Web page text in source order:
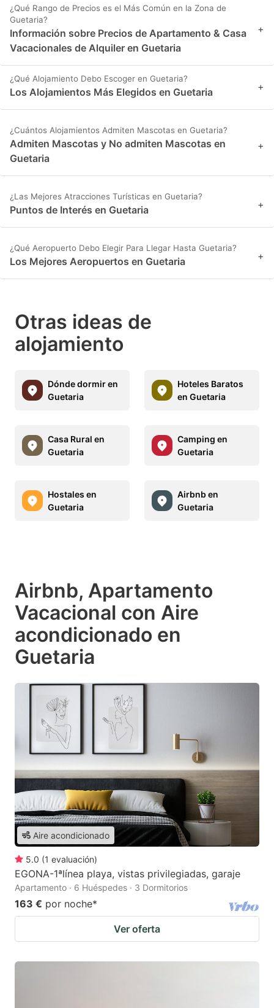
¿Qué Rango de Precios es el Más Común en la Zona de
Guetaria?
Información sobre Precios de Apartamento & Casa
Vacacionales de Alquiler en Guetaria
+
¿Qué Alojamiento Debo Escoger en Guetaria?
Los Alojamientos Más Elegidos en Guetaria +
¿Cuántos Alojamientos Admiten Mascotas en Guetaria?
Admiten Mascotas y No admiten Mascotas en
Guetaria
+
¿Las Mejores Atracciones Turísticas en Guetaria?
Puntos de Interés en Guetaria +
¿Qué Aeropuerto Debo Elegir Para Llegar Hasta Guetaria?
Los Mejores Aeropuertos en Guetaria +
Otras ideas de
alojamiento
Dónde dormir en
Guetaria
Hoteles Baratos
en Guetaria
Casa Rural en
Guetaria
Camping en
Guetaria
Hostales en
Guetaria
Airbnb en
Guetaria
Airbnb, Apartamento
Vacacional con Aire
acondicionado en
Guetaria
Aire acondicionado
5.0 (1 evaluación)
EGONA-1ªlínea playa, vistas privilegiadas, garaje
Apartamento · 6 Huéspedes · 3 Dormitorios
163 € por noche*
Ver oferta